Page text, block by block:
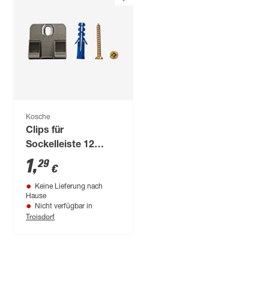
Kosche
Clips für
Sockelleiste 12
Stück
1,29 €
Keine Lieferung nach
Hause
Nicht verfügbar in
Troisdorf